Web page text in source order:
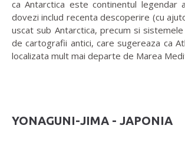
ca Antarctica este continentul legendar
dovezi includ recenta descoperire (cu
uscat sub Antarctica, precum si
de cartografii antici, care sugereaza ca
localizata mult mai departe de Marea
YONAGUNI-JIMA - JAPONIA